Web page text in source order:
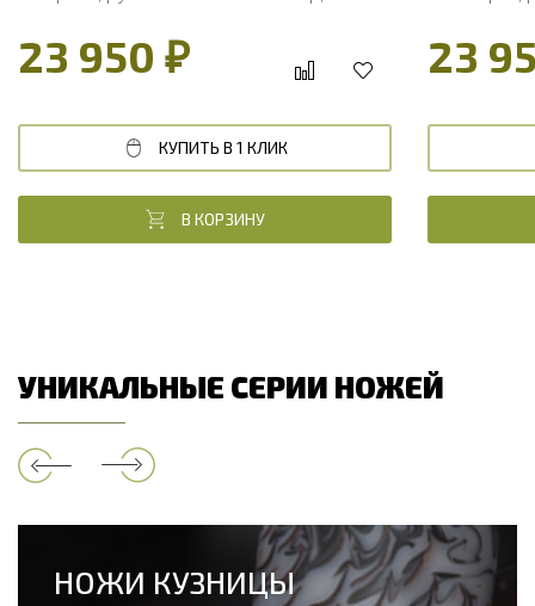
23 950 ₽
КУПИТЬ В 1 КЛИК
В КОРЗИНУ
23
УНИКАЛЬНЫЕ СЕРИИ НОЖЕЙ
НОЖИ КУЗНИЦЫ